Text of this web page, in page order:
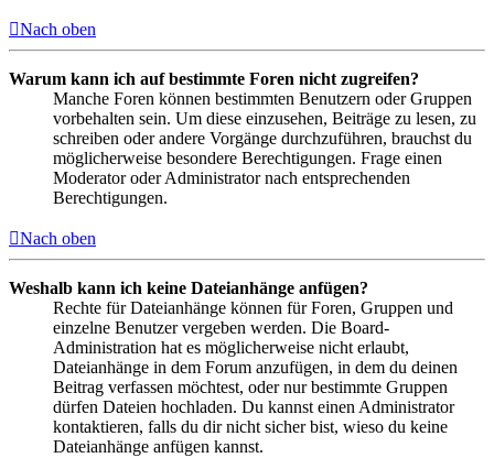
Nach oben
Warum kann ich auf bestimmte Foren nicht zugreifen?
Manche Foren können bestimmten Benutzern oder Gruppen
vorbehalten sein. Um diese einzusehen, Beiträge zu lesen, zu
schreiben oder andere Vorgänge durchzuführen, brauchst du
möglicherweise besondere Berechtigungen. Frage einen
Moderator oder Administrator nach entsprechenden
Berechtigungen.
Nach oben
Weshalb kann ich keine Dateianhänge anfügen?
Rechte für Dateianhänge können für Foren, Gruppen und
einzelne Benutzer vergeben werden. Die Board-
Administration hat es möglicherweise nicht erlaubt,
Dateianhänge in dem Forum anzufügen, in dem du deinen
Beitrag verfassen möchtest, oder nur bestimmte Gruppen
dürfen Dateien hochladen. Du kannst einen Administrator
kontaktieren, falls du dir nicht sicher bist, wieso du keine
Dateianhänge anfügen kannst.